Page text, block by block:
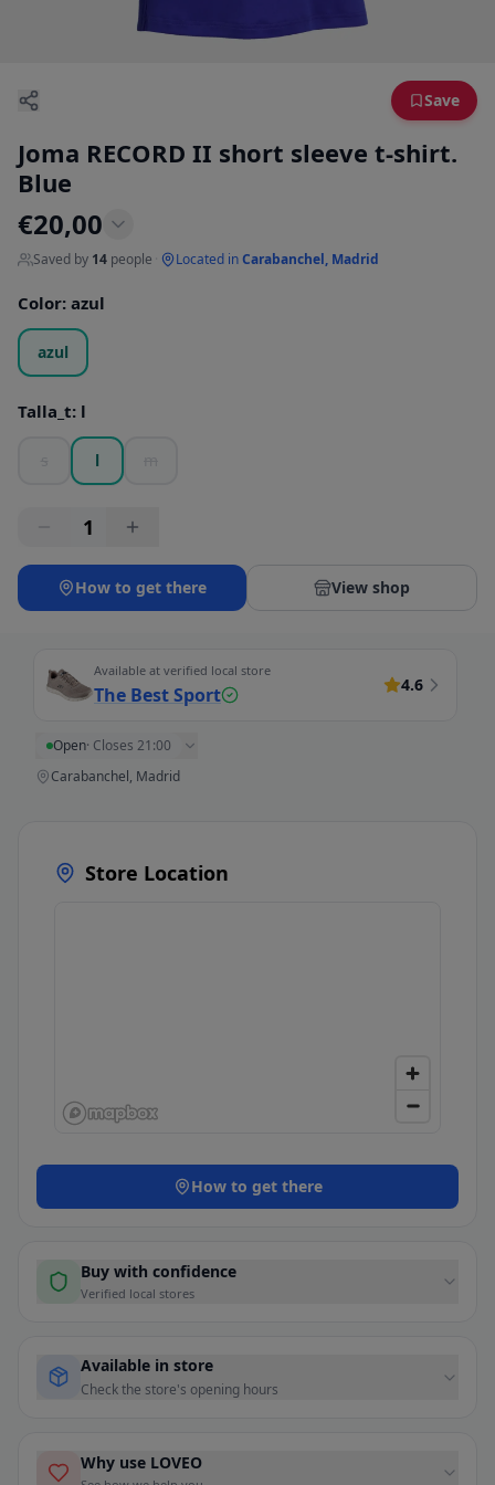
Save
Joma RECORD II short sleeve t-shirt.
Blue
€20,00
Saved by 14 people Located inCarabanchel, Madrid
Color: azul
azul
Talla_t: l
l
1
How to get there View shop
Available at verified local store
The Best Sport 4.6
Open· Closes 21:00
Carabanchel, Madrid
Store Location
How to get there
Buy with confidence
Verified local stores
Available in store
Check the store's opening hours
Why use LOVEO